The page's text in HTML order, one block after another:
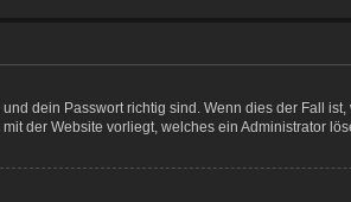
dein Passwort richtig sind. Wenn dies der Fall
der Website vorliegt, welches ein Administrator